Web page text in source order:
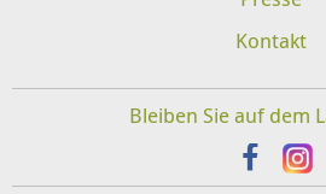
Kontakt
Bleiben Sie auf dem